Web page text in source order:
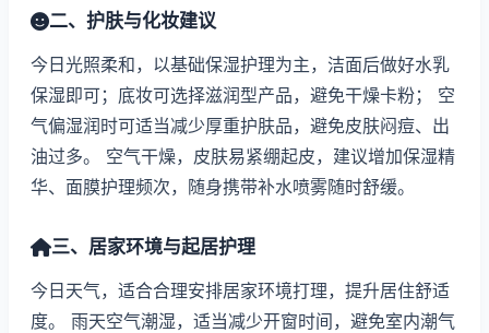
二、护肤与化妆建议
今日光照柔和，以基础保湿护理为主，洁面后做好水乳
保湿即可；底妆可选择滋润型产品，避免干燥卡粉； 空
气偏湿润时可适当减少厚重护肤品，避免皮肤闷痘、出
油过多。 空气干燥，皮肤易紧绷起皮，建议增加保湿精
华、面膜护理频次，随身携带补水喷雾随时舒缓。
三、居家环境与起居护理
今日天气，适合合理安排居家环境打理，提升居住舒适
度。 雨天空气潮湿，适当减少开窗时间，避免室内潮气